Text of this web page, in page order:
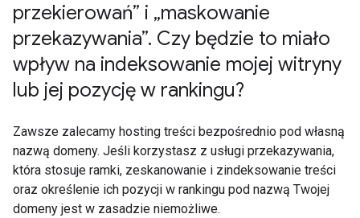
przekierowań” i „maskowanie
przekazywania”. Czy będzie to miało
wpływ na indeksowanie mojej witryny
lub jej pozycję w rankingu?
Zawsze zalecamy hosting treści bezpośrednio pod własną
nazwą domeny. Jeśli korzystasz z usługi przekazywania,
która stosuje ramki, zeskanowanie i zindeksowanie treści
oraz określenie ich pozycji w rankingu pod nazwą Twojej
domeny jest w zasadzie niemożliwe.